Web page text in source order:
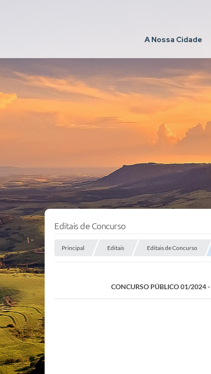
A Nossa Cidade
Editais de Concurso
Principal Editais Editais de Concurso
CONCURSO PÚBLICO 01/2024